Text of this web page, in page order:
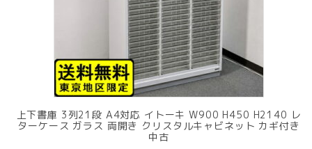
上下書庫 3列21段 A4対応 イトーキ W900 H450 H2140 レ
ターケース ガラス 両開き クリスタルキャビネット カギ付き
中古